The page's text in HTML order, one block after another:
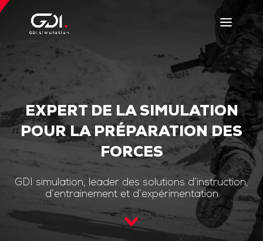
EXPERT DE LA SIMULATION
POUR LA PRÉPARATION DES
FORCES
GDI simulation, leader des solutions d’instruction,
d’entrainement et d’expérimentation